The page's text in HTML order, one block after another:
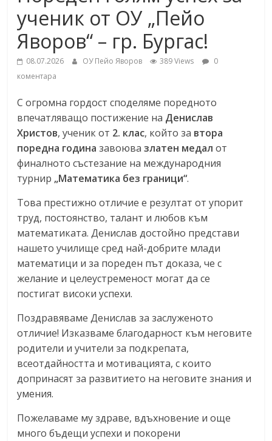
ученик от ОУ „Пейо
Яворов“ – гр. Бургас!
08.07.2026 ОУ Пейо Яворов 389 Views
0
коментара
С огромна гордост споделяме поредното
впечатляващо постижение на Денислав
Христов, ученик от 2. клас, който за втора
поредна година завоювазлатен медал от
финалното състезание на международния
турнир „Математика без граници“.
Това престижно отличие е резултат от упорит
труд, постоянство, талант и любов към
математиката. Денислав достойно представи
нашето училище сред най-добрите млади
математици и за пореден път доказа, че с
желание и целеустременост могат да се
постигат високи успехи.
Поздравяваме Денислав за заслуженото
отличие! Изказваме благодарност към неговите
родители и учители за подкрепата,
всеотдайността и мотивацията, с които
допринасят за развитието на неговите знания и
умения.
Пожелаваме му здраве, вдъхновение и още
много бъдещи успехи и покорени